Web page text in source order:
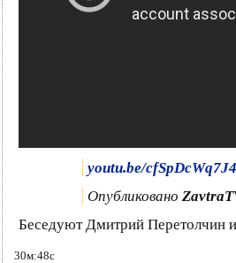
youtu.be/cfSpDcWq7J4
Опубликовано
Беседуют Дмитрий Перетолчин
30м:48с